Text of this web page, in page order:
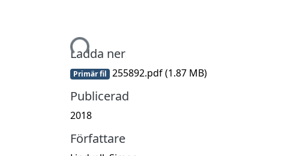
Hämtar...Ladda ner
Primär fil 255892.pdf(1.87 MB)
Publicerad
2018
Författare